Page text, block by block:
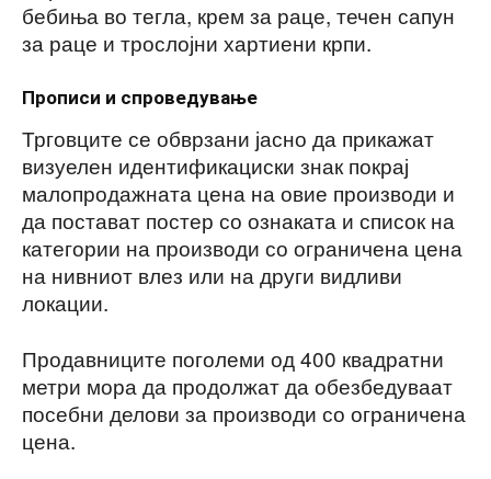
бебиња во тегла, крем за раце, течен сапун
за раце и трослојни хартиени крпи.
Прописи и спроведување
Трговците се обврзани јасно да прикажат
визуелен идентификациски знак покрај
малопродажната цена на овие производи и
да постават постер со ознаката и список на
категории на производи со ограничена цена
на нивниот влез или на други видливи
локации.
Продавниците поголеми од 400 квадратни
метри мора да продолжат да обезбедуваат
посебни делови за производи со ограничена
цена.